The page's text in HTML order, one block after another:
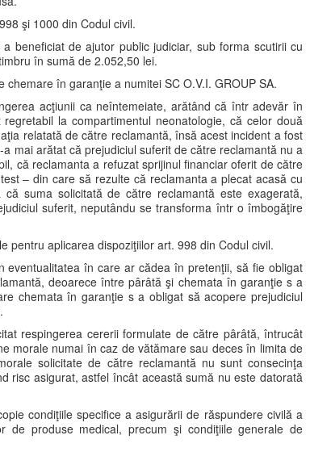
şi 1000 din Codul civil.
beneficiat de ajutor public judiciar, sub forma scutirii cu
în sumă de 2.052,50 lei.
în garanţie a numitei SC O.V.I. GROUP SA.
acţiunii ca neîntemeiate, arătând că într adevăr în
la compartimentul neonatologie, că celor două
relatată de către reclamantă, însă acest incident a fost
mai arătat că prejudiciul suferit de către reclamantă nu a
că reclamanta a refuzat sprijinul financiar oferit de către
– din care să rezulte că reclamanta a plecat acasă cu
suma solicitată de către reclamantă este exagerată,
suferit, neputându se transforma într o îmbogăţire
pentru aplicarea dispoziţiilor art. 998 din Codul civil.
în care ar cădea în pretenţii, să fie obligat
deoarece între pârâtă şi chemata în garanţie s a
chemata în garanţie s a obligat să acopere prejudiciul
respingerea cererii formulate de către pârâtă, întrucât
morale numai în caz de vătămare sau deces în limita de
solicitate de către reclamantă nu sunt consecinţa
risc asigurat, astfel încât această sumă nu este datorată
condiţiile specifice a asigurării de răspundere civilă a
de produse medical, precum şi condiţiile generale de